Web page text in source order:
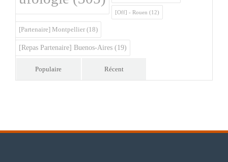
[Off] - Rouen (12)
[Partenaire] Montpellier (18)
[Repas Partenaire] Buenos-Aires (19)
Populaire Récent